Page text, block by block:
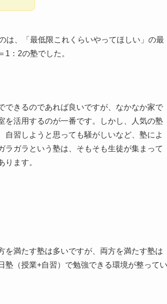
は、「最低限これくらいやってほしい」の最
：2の塾でした。
できるのであれば良いですが、なかなか家で
を活用するのが一番です。しかし、人気の塾
習しようと思っても騒がしいなど、塾によ
ラガラという塾は、そもそも生徒が集まって
ます。
を満たす塾は多いですが、両方を満たす塾は
塾（授業+自習）で勉強できる環境が整ってい